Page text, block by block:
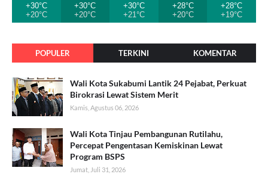
+30°C
+20°C
+30°C
+20°C
+30°C
+21°C
+28°C
+20°C
+28°C
+19°C
POPULER TERKINI KOMENTAR
Wali Kota Sukabumi Lantik 24 Pejabat, Perkuat
Birokrasi Lewat Sistem Merit
Kamis, Agustus 06, 2026
Wali Kota Tinjau Pembangunan Rutilahu,
Percepat Pengentasan Kemiskinan Lewat
Program BSPS
Jumat, Juli 31, 2026